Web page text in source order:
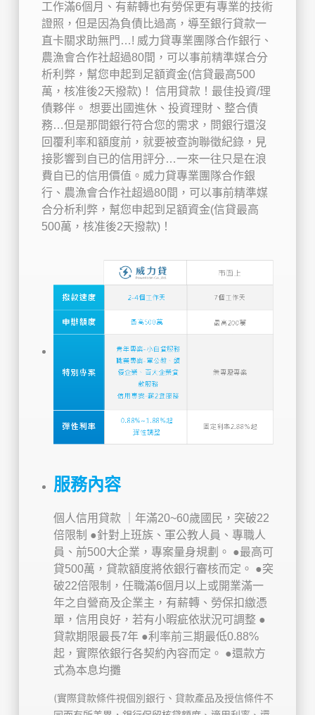
工作滿6個月、有薪轉也有勞保更有專業的技術
證照，但是因為負債比過高，導至銀行貸款一
直卡關求助無門…! 威力貸專業團隊合作銀行、
農漁會合作社超過80間，可以事前精準媒合分
析利弊，幫您申起到足額資金(信貸最高500
萬，核准後2天撥款)！
信用貸款！最佳投資/理
債夥伴。 想要出國進休、投資理財、整合債
務…但是那間銀行符合您的需求，問銀行還沒
回覆利率和額度前，就要被查詢聯徵紀錄，見
接影響到自已的信用評分…一來一往只是在浪
費自已的信用價值。威力貸專業團隊合作銀
行、農漁會合作社超過80間，可以事前精準媒
合分析利弊，幫您申起到足額資金(信貸最高
500萬，核准後2天撥款)！
服務內容
個人信用貸款 ｜年滿20~60歲國民，突破22
倍限制 ●針對上班族、軍公教人員、專職人
員、前500大企業，專案量身規劃。 ●最高可
貸500萬，貸款額度將依銀行審核而定。 ●突
破22倍限制，任職滿6個月以上或開業滿一
年之自營商及企業主，有薪轉、勞保扣繳憑
單，信用良好，若有小暇疵依狀況可調整●
貸款期限最長7年●利率前三期最低0.88%
起，實際依銀行各契約內容而定。 ●還款方
式為本息均攤
(實際貸款條件視個別銀行、貸款產品及授信條件不